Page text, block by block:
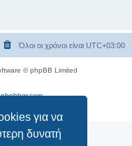
για να
δυνατή
Όλοι οι χρόνοι είναι UTC+03:00
© phpBB Limited
phpbbgr.com